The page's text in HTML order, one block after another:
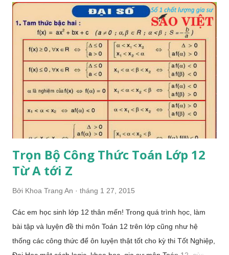
Tiếng Việt, Tập làm văn, tiếng Anh và kèm bài các môn cho
các em học sinh Tiểu Học. Ôn thi chuyển cấp, từ lớp 5 lên lớp
6 và ôn luyện vào lớp chọn/trường điểm cho các em học sinh
quận Đống Đa. Nòng cốt gia sư chuyên nghiệp giảng dạy các
môn Toán, Lý, Hóa, Văn và Gia sư tiếng Anh cho các em học
sinh từ lớp 6 đến lớp 12 ở mọi trình độ. Đội ngũ gia sư giàu
kinh nghiệm giảng dạy, giỏi chuyên môn chuyên nghiệp luyện
thi Tốt Nghiệp và Ôn thi Đại Học các khố...
Trọn Bộ Công Thức Toán Lớp 12
Từ A tới Z
Bởi Khoa Trang An tháng 1 27, 2015
Các em học sinh lớp 12 thân mến! Trong quá trình học, làm
bài tập và luyện đề thi môn Toán 12 trên lớp cũng như hệ
thống các công thức để ôn luyện thật tốt cho kỳ thi Tốt Nghiệp,